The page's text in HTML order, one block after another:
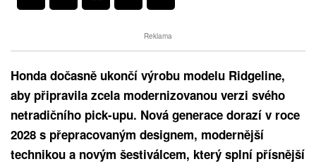
Reklama
Honda dočasně ukončí výrobu modelu Ridgeline,
aby připravila zcela modernizovanou verzi svého
netradičního pick-upu. Nová generace dorazí v roce
2028 s přepracovaným designem, modernější
technikou a novým šestiválcem, který splní přísnější